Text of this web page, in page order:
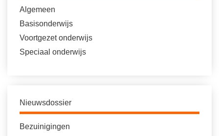
Algemeen
Basisonderwijs
Voortgezet onderwijs
Speciaal onderwijs
Nieuwsdossier
Bezuinigingen